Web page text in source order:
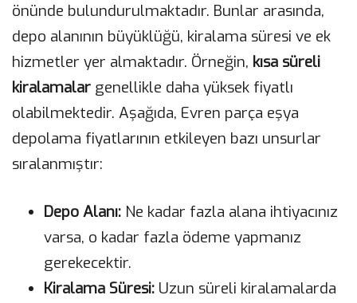
önünde bulundurulmaktadır. Bunlar arasında,
depo alanının büyüklüğü, kiralama süresi ve ek
hizmetler yer almaktadır. Örneğin, kısa süreli
kiralamalar genellikle daha yüksek fiyatlı
olabilmektedir. Aşağıda, Evren parça eşya
depolama fiyatlarının etkileyen bazı unsurlar
sıralanmıştır:
Depo Alanı: Ne kadar fazla alana ihtiyacınız
varsa, o kadar fazla ödeme yapmanız
gerekecektir.
Kiralama Süresi: Uzun süreli kiralamalarda